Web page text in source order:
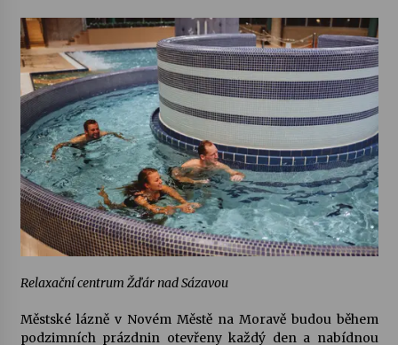
Relaxační centrum Žďár nad Sázavou
Městské lázně v Novém Městě na Moravěbudou během
podzimních prázdnin otevřeny každý den a nabídnou